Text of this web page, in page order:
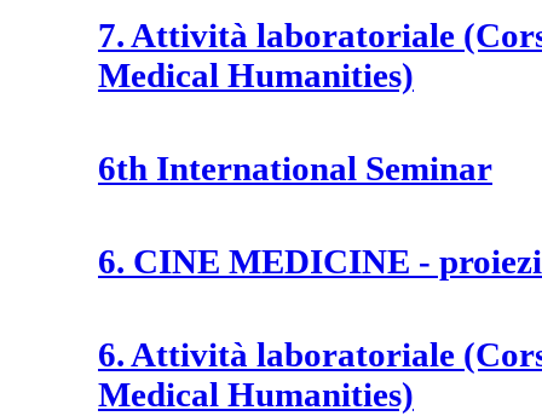
7. Attività laboratoriale
Medical Humanities)
6th International Seminar
6. CINE MEDICINE -
6. Attività laboratoriale
Medical Humanities)